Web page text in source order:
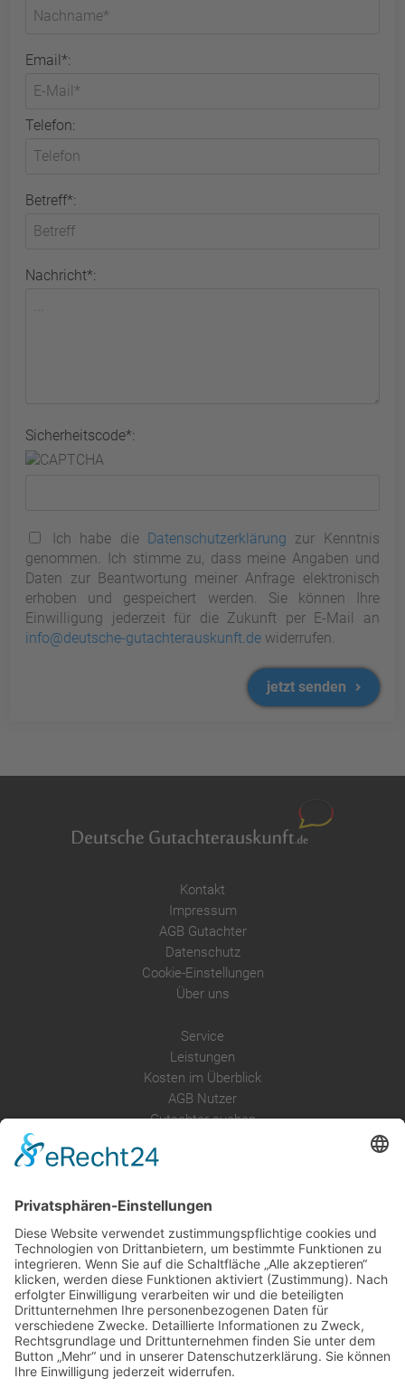
Email*:
Telefon:
Betreff*:
Nachricht*:
Sicherheitscode*:
Ich habe die Datenschutzerklärung zur Kenntnis
genommen. Ich stimme zu, dass meine Angaben und
Daten zur Beantwortung meiner Anfrage elektronisch
erhoben und gespeichert werden. Sie können Ihre
Einwilligung jederzeit für die Zukunft per E-Mail an
info@deutsche-gutachterauskunft.de widerrufen.
jetzt senden
Kontakt
Impressum
AGB Gutachter
Datenschutz
Cookie-Einstellungen
Über uns
Service
Leistungen
Kosten im Überblick
AGB Nutzer
Gutachter suchen
Anfrage
Presse
Partner: Der DGuSV
als Gutachter eintragen
Infos für Suchende